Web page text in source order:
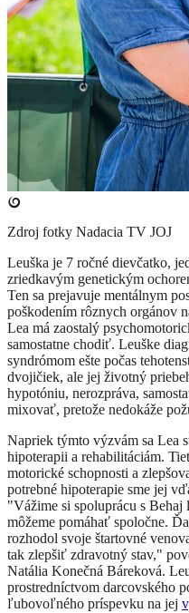
Zdroj fotky Nadacia TV JOJ
Leuška je 7 ročné dievčatko,
zriedkavým genetickým
Ten sa prejavuje mentálnym
poškodením rôznych orgánov
Lea má zaostalý
samostatne chodiť. Leuške
syndrómom ešte počas
dvojičiek, ale jej životný
hypotóniu, nerozpráva,
mixovať, pretože nedokáže
Napriek týmto výzvám sa Lea
hipoterapii a rehabilitáciám.
motorické schopnosti a
potrebné hipoterapie sme jej
"Vážime si spoluprácu s Behaj
môžeme pomáhať spoločne.
rozhodol svoje štartovné
tak zlepšiť zdravotný stav,"
Natália Konečná Báreková.
prostredníctvom darcovského
ľubovoľného príspevku na jej